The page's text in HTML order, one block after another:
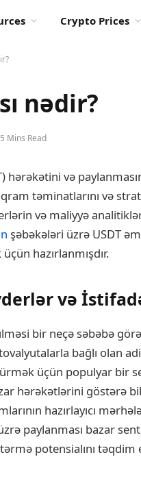
Crypto Prices
nədir?
5 Mins Read
hərəkətini və
təminatlarını və
və maliyyə
şəbəkələri üzrə USDT
hazırlanmışdır.
və
bir neçə səbəbə
bağlı olan
üçün populyar bir
hərəkətlərini göstərə
hazırlayıcı
paylanması bazar
potensialını təqdim